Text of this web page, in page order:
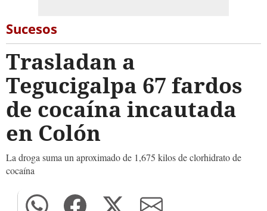
Sucesos
Trasladan a
Tegucigalpa 67 fardos
de cocaína incautada
en Colón
La droga suma un aproximado de 1,675 kilos de clorhidrato de
cocaína